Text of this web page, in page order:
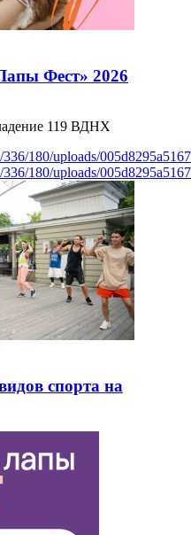
Фест» 2026
119 ВДНХ
180/uploads/
180/uploads/
спорта на